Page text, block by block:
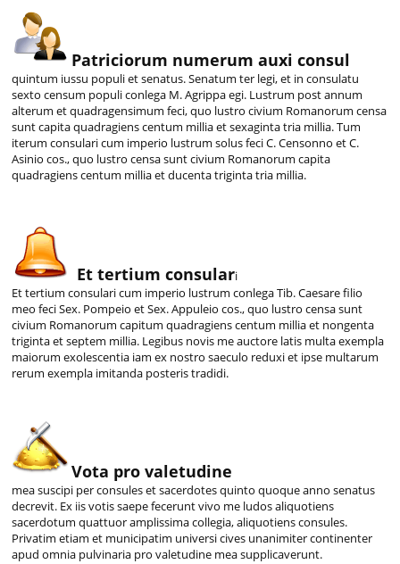
Patriciorum numerum auxi consul
quintum iussu populi et senatus. Senatum ter legi, et in consulatu
sexto censum populi conlega M. Agrippa egi. Lustrum post annum
alterum et quadragensimum feci, quo lustro civium Romanorum censa
sunt capita quadragiens centum millia et sexaginta tria millia. Tum
iterum consulari cum imperio lustrum solus feci C. Censonno et C.
Asinio cos., quo lustro censa sunt civium Romanorum capita
quadragiens centum millia et ducenta triginta tria millia.
Et tertium consulari
Et tertium consulari cum imperio lustrum conlega Tib. Caesare filio
meo feci Sex. Pompeio et Sex. Appuleio cos., quo lustro censa sunt
civium Romanorum capitum quadragiens centum millia et nongenta
triginta et septem millia. Legibus novis me auctore latis multa exempla
maiorum exolescentia iam ex nostro saeculo reduxi et ipse multarum
rerum exempla imitanda posteris tradidi.
Vota pro valetudine
mea suscipi per consules et sacerdotes quinto quoque anno senatus
decrevit. Ex iis votis saepe fecerunt vivo me ludos aliquotiens
sacerdotum quattuor amplissima collegia, aliquotiens consules.
Privatim etiam et municipatim universi cives unanimiter continenter
apud omnia pulvinaria pro valetudine mea supplicaverunt.